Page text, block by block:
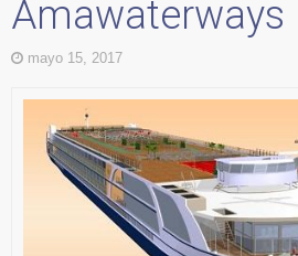
Amawaterways
mayo 15, 2017